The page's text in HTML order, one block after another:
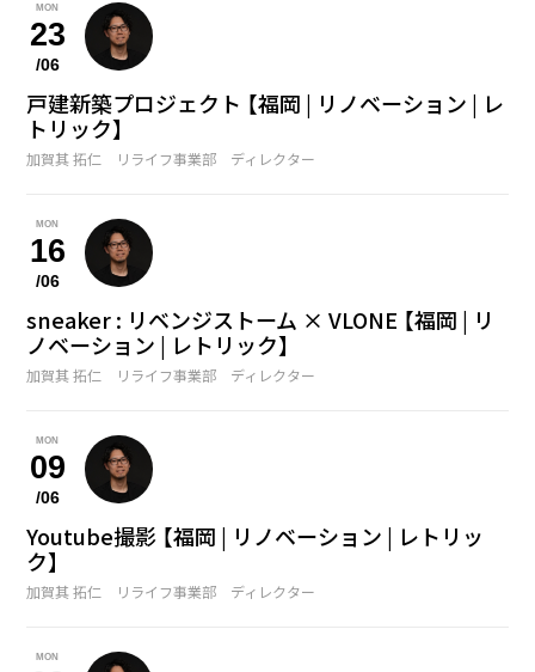
MON
23
/06
戸建新築プロジェクト 【福岡 | リノベーション | レ
トリック】
加賀其 拓仁 リライフ事業部 ディレクター
MON
16
/06
sneaker : リベンジストーム × VLONE 【福岡 | リ
ノベーション | レトリック】
加賀其 拓仁 リライフ事業部 ディレクター
MON
09
/06
Youtube撮影 【福岡 | リノベーション | レトリッ
ク】
加賀其 拓仁 リライフ事業部 ディレクター
MON